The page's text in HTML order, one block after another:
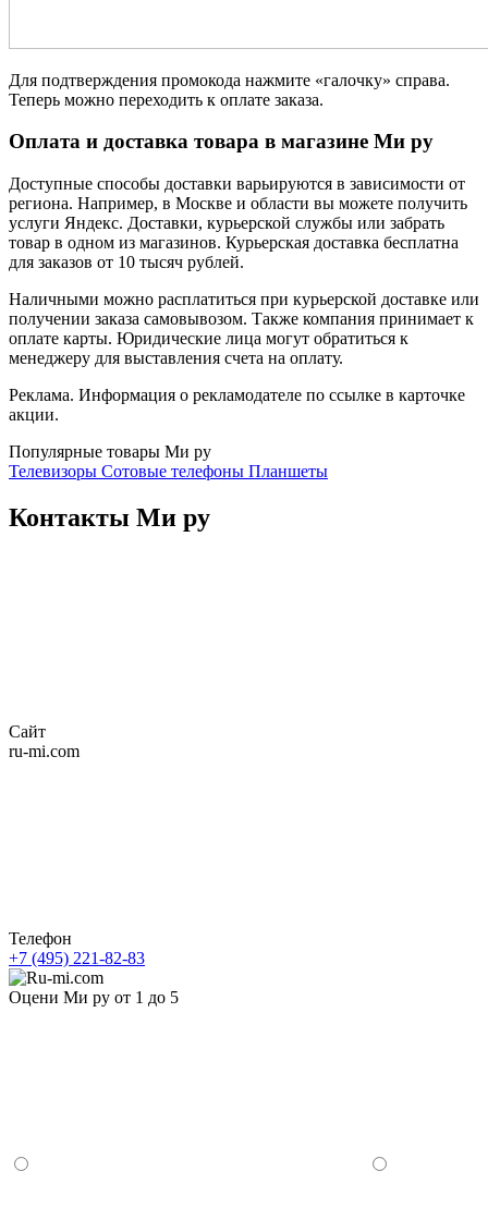
Для подтверждения промокода нажмите «галочку» справа.
Теперь можно переходить к оплате заказа.
Оплата и доставка товара в магазине Ми ру
Доступные способы доставки варьируются в зависимости от
региона. Например, в Москве и области вы можете получить
услуги Яндекс. Доставки, курьерской службы или забрать
товар в одном из магазинов. Курьерская доставка бесплатна
для заказов от 10 тысяч рублей.
Наличными можно расплатиться при курьерской доставке или
получении заказа самовывозом. Также компания принимает к
оплате карты. Юридические лица могут обратиться к
менеджеру для выставления счета на оплату.
Реклама. Информация о рекламодателе по ссылке в карточке
акции.
Популярные товары Ми ру
Телевизоры Сотовые телефоны Планшеты
Контакты Ми ру
Сайт
ru-mi.com
Телефон
+7 (495) 221-82-83
Оцени Ми ру от 1 до 5